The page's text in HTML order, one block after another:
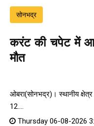
सोनभद्र
करंट की चपेट में
मौत
ओबरा(सोनभद्र)। स्थानीय
12....
Thursday 06-08-2026